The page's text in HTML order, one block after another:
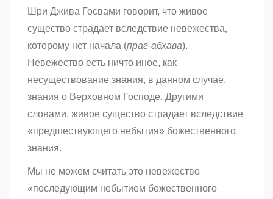
Шри Джива Госвами говорит, что живое
существо страдает вследствие невежества,
которому нет начала (праг-абхава).
Невежество есть ничто иное, как
несуществование знания, в данном случае,
знания о Верховном Господе. Другими
словами, живое существо страдает вследствие
«предшествующего небытия» божественного
знания.
Мы не можем считать это невежество
«последующим небытием божественного